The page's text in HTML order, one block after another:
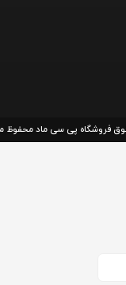
فروشگاه پی سی ماد محفوظ